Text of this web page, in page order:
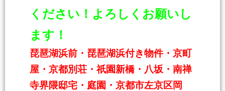
ください！よろしくお願いし
ます！
琵琶湖浜前・琵琶湖浜付き物件・京町
屋・京都別荘・祇園新橋・八坂・南禅
寺界隈邸宅・庭園・京都市左京区岡